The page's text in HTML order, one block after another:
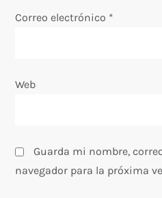
t
a
a
s
Correo electrónico *
Web
Guarda mi nombre,
navegador para la próxima